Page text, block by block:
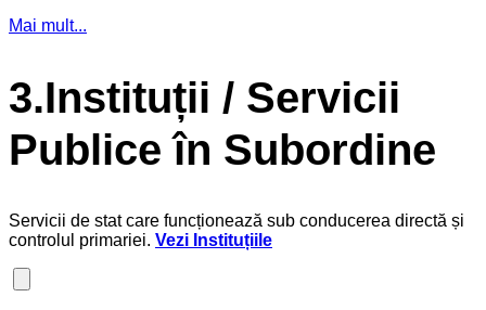
Mai mult...
3.Instituții / Servicii
Publice în Subordine
Servicii de stat care funcționează sub conducerea directă și
controlul primariei. Vezi Instituțiile